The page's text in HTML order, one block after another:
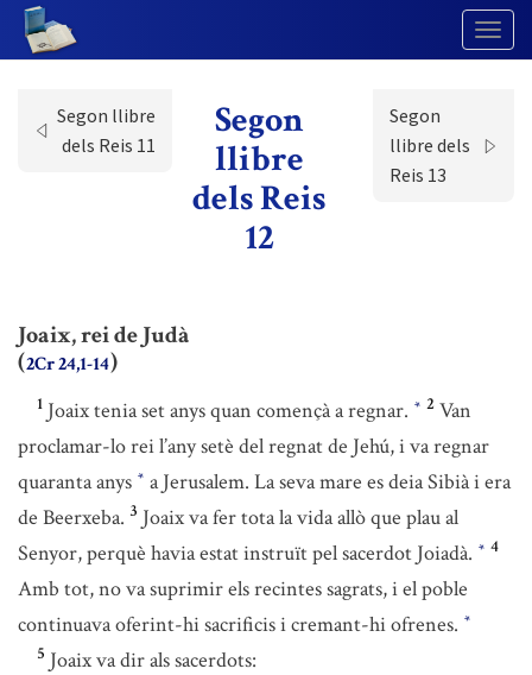
Segon llibre
dels Reis 11
Segon
llibre
dels Reis
12
Segon
llibre dels
Reis 13
Joaix, rei de Judà
(2Cr 24,1-14)
1 Joaix tenia set anys quan començà a regnar. * 2 Van
proclamar-lo rei l’any setè del regnat de Jehú, i va regnar
quaranta anys * a Jerusalem. La seva mare es deia Sibià i era
de Beerxeba. 3 Joaix va fer tota la vida allò que plau al
Senyor, perquè havia estat instruït pel sacerdot Joiadà. * 4
Amb tot, no va suprimir els recintes sagrats, i el poble
continuava oferint-hi sacrificis i cremant-hi ofrenes. *
5 Joaix va dir als sacerdots: